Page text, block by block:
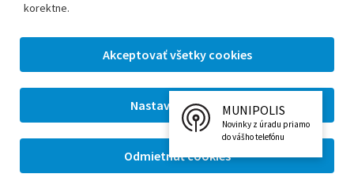
korektne.
Časopis Leopoldov Virtuálny cintorín
MUNIPOLIS
Novinky z úradu priamo
do vášho telefónu